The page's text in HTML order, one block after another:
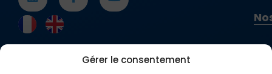
Gérer le consentement